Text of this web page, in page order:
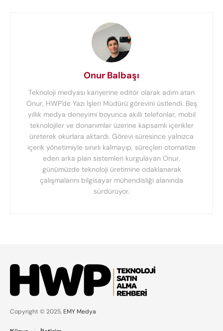
Onur Balbaşı
Teknoloji medyası kariyerine editör olarak adım atan
Onur, HWP'de Yazı İşleri Müdürü görevini üstlendi. Beş
yıllık medya deneyimi boyunca akıllı telefonlar, mobil
teknolojiler ve donanımlar üzerine kapsamlı içerikler
üreterek okurlara aktardı. Görevi süresince yalnızca
içerik yönetimiyle sınırlı kalmayıp, süreçleri otomatize
eden arka plan sistemleri kurgulayan Onur,
günümüzde teknoloji üretimine odaklanarak
çalışmalarını bilgisayar mühendisliği alanında
sürdürüyor.
Copyright © 2025, EMY Medya